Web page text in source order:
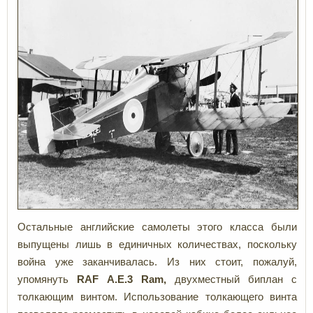
Остальные английские самолеты этого класса были
выпущены лишь в единичных количествах, поскольку
война уже заканчивалась. Из них стоит, пожалуй,
упомянуть
RAF A.E.3 Ram, двухместный биплан с
толкающим винтом.
Использование толкающего винта